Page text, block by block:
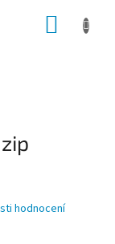
hodnocení